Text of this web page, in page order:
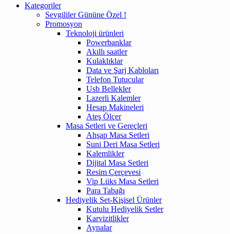
Kategoriler
Sevgililer Gününe Özel !
Promosyon
Teknoloji ürünleri
Powerbanklar
Akıllı saatler
Kulaklıklar
Data ve Şarj Kabloları
Telefon Tutucular
Usb Bellekler
Lazerli Kalemler
Hesap Makineleri
Ateş Ölçer
Masa Setleri ve Gereçleri
Ahşap Masa Setleri
Suni Deri Masa Setleri
Kalemlikler
Dijital Masa Setleri
Resim Çerçevesi
Vip Lüks Masa Setleri
Para Tabağı
Hediyelik Set-Kişisel Ürünler
Kutulu Hediyelik Setler
Karvizitlikler
Aynalar